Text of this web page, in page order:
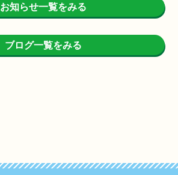
お知らせ一覧をみる
ブログ一覧をみる